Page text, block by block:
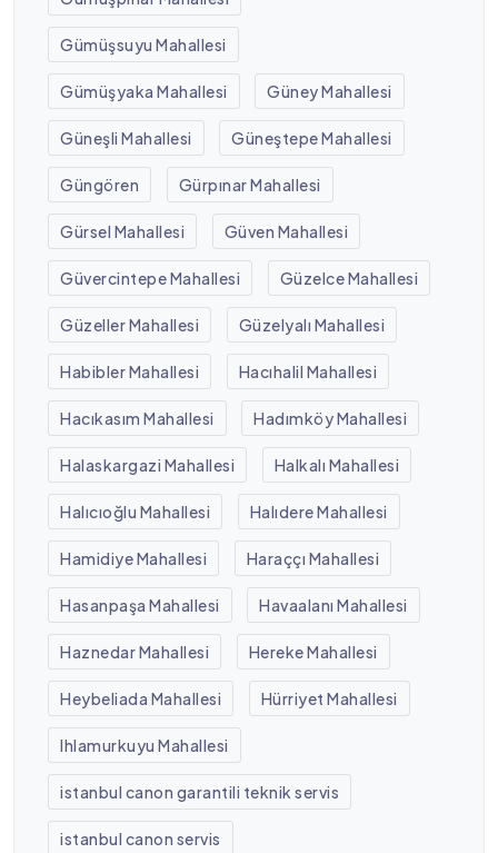
Gümüşsuyu Mahallesi
Gümüşyaka Mahallesi Güney Mahallesi
Güneşli Mahallesi Güneştepe Mahallesi
Güngören Gürpınar Mahallesi
Gürsel Mahallesi Güven Mahallesi
Güvercintepe Mahallesi Güzelce Mahallesi
Güzeller Mahallesi Güzelyalı Mahallesi
Habibler Mahallesi Hacıhalil Mahallesi
Hacıkasım Mahallesi Hadımköy Mahallesi
Halaskargazi Mahallesi Halkalı Mahallesi
Halıcıoğlu Mahallesi Halıdere Mahallesi
Hamidiye Mahallesi Haraççı Mahallesi
Hasanpaşa Mahallesi Havaalanı Mahallesi
Haznedar Mahallesi Hereke Mahallesi
Heybeliada Mahallesi Hürriyet Mahallesi
Ihlamurkuyu Mahallesi
istanbul canon garantili teknik servis
istanbul canon servis